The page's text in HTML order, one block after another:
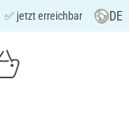
✅ jetzt erreichbar DE